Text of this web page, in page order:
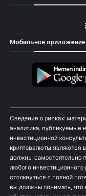
Мобильное приложение
Сведения о рисках:
аналитика, публикуемые
инвестиционной
криптовалюты являются
должны самостоятельно
любого
столкнуться с полной
вы должны понимать, что